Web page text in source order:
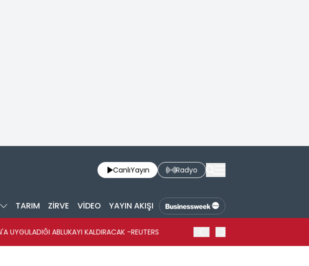
CanlıYayın Radyo
TARIM ZİRVE VİDEO YAYIN AKIŞI
UYGULADIĞI ABLUKAYI KALDIRACAK -REUTERS